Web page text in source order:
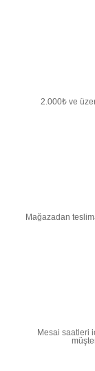
2.000₺ ve
Mağazadan
Mesai saatleri